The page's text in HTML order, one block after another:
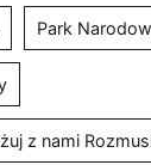
Park
z nami